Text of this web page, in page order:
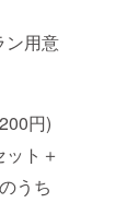
ン用意
円)
ット＋
うち